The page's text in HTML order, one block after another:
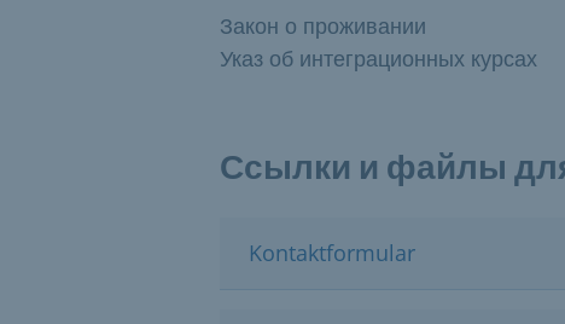
Закон о проживании
Указ об интеграционных курсах
Ссылки и файлы
Kontaktformular